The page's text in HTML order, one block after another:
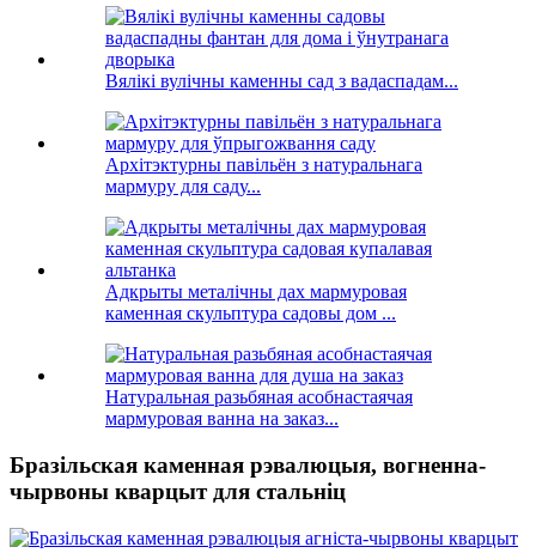
Вялікі вулічны каменны сад з вадаспадам...
Архітэктурны павільён з натуральнага
мармуру для саду...
Адкрыты металічны дах мармуровая
каменная скульптура садовы дом ...
Натуральная разьбяная асобнастаячая
мармуровая ванна на заказ...
Бразільская каменная рэвалюцыя, вогненна-
чырвоны кварцыт для стальніц